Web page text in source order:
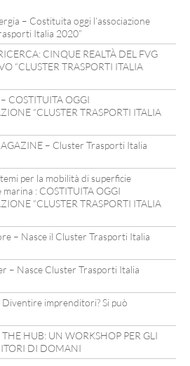
– Costituita oggi l’associazione
Italia 2020”
CINQUE REALTÀ DEL FVG
“CLUSTER TRASPORTI ITALIA
COSTITUITA OGGI
“CLUSTER TRASPORTI ITALIA
– Cluster Trasporti Italia
per la mobilità di superficie
: COSTITUITA OGGI
“CLUSTER TRASPORTI ITALIA
– Nasce il Cluster Trasporti Italia
– Nasce Cluster Trasporti Italia
Diventire imprenditori? Si può
THE HUB: UN WORKSHOP PER GLI
DI DOMANI